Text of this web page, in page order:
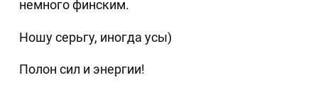
немного финским.
Ношу серьгу, иногда усы)
Полон сил и энергии!